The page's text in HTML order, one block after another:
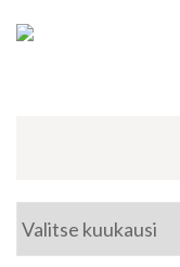
Arkistot